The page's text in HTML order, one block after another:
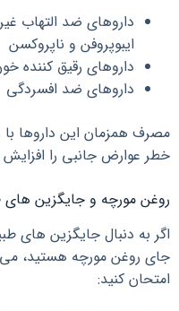
ایبوپروفن و ناپروکسن
داروهای رقیق کننده
داروهای ضد افسردگی
مصرف همزمان این داروها
خطر عوارض جانبی را
روغن مورچه و جایگزین
اگر به دنبال جایگزین های
جای روغن مورچه هستید، می
امتحان کنید: